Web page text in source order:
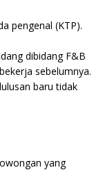
pengenal (KTP).
dibidang F&B
sebelumnya.
baru tidak
yang